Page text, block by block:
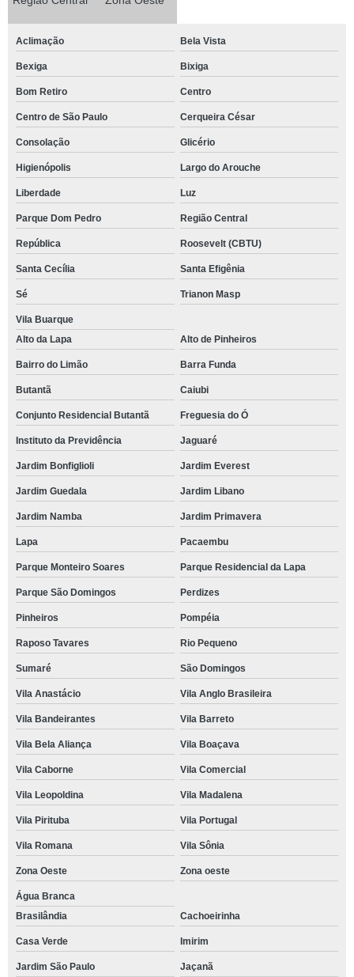
Aclimação Bela Vista
Bexiga Bixiga
Bom Retiro Centro
Centro de São Paulo Cerqueira César
Consolação Glicério
Higienópolis Largo do Arouche
Liberdade Luz
Parque Dom Pedro Região Central
República Roosevelt (CBTU)
Santa Cecília Santa Efigênia
Sé Trianon Masp
Vila Buarque
Alto da Lapa
Alto de Pinheiros
Bairro do Limão Barra Funda
Butantã Caiubi
Conjunto Residencial Butantã Freguesia do Ó
Instituto da Previdência Jaguaré
Jardim Bonfiglioli Jardim Everest
Jardim Guedala Jardim Libano
Jardim Namba Jardim Primavera
Lapa Pacaembu
Parque Monteiro Soares Parque Residencial da Lapa
Parque São Domingos Perdizes
Pinheiros Pompéia
Raposo Tavares Rio Pequeno
Sumaré São Domingos
Vila Anastácio Vila Anglo Brasileira
Vila Bandeirantes Vila Barreto
Vila Bela Aliança Vila Boaçava
Vila Caborne Vila Comercial
Vila Leopoldina Vila Madalena
Vila Pirituba Vila Portugal
Vila Romana Vila Sônia
Zona Oeste Zona oeste
Água Branca
Brasilândia
Cachoeirinha
Casa Verde Imirim
Jardim São Paulo Jaçanã